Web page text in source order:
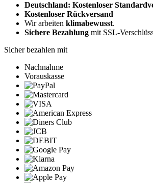
Deutschland: Kostenloser
Kostenloser Rückversand
Wir arbeiten klimabewusst.
Sichere Bezahlung mit SSL-
Sicher bezahlen mit
Nachnahme
Vorauskasse